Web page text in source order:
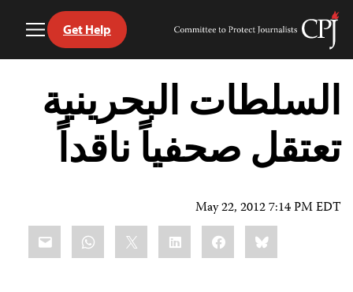
Skip
content
Committee
Journalists
Get Help
السلطات البحرينية
تعتقل صحفياً ناقداً
May 22, 2012 7:14 PM EDT
Bluesky
Facebook
LinkedIn